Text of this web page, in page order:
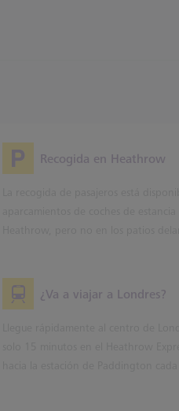
Recogida en Heathrow
¿Va a viajar a Londres?